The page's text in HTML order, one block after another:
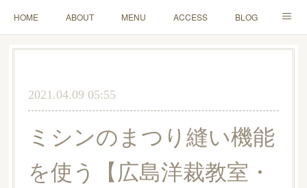
HOME ABOUT MENU ACCESS BLOG
MAIL
2021.04.09 05:55
ミシンのまつり縫い機能
を使う【広島洋裁教室・